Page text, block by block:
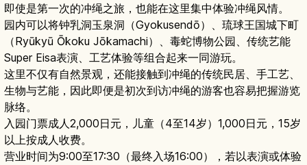
即使是第一次的冲绳之旅，也能在这里集中体验冲绳风情。
园内可以将钟乳洞玉泉洞（Gyokusendō）、琉球王国城下町
（Ryūkyū Ōkoku Jōkamachi）、毒蛇博物公园、传统艺能
Super Eisa表演、工艺体验等组合起来一同游玩。
这里不仅有自然景观，还能接触到冲绳的传统民居、手工艺、
生物与艺能，因此即便是初次到访冲绳的游客也容易把握游览
脉络。
入园门票成人2,000日元，儿童（4至14岁）1,000日元，15岁
以上按成人收费。
营业时间为9:00至17:30（最终入场16:00），若以表演或体验